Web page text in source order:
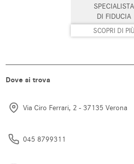
Telecamera per parcheggio
Volante multifunzione
SPECIALISTA
DI FIDUCIA
SCOPRI DI PIÙ
Dove si trova
Via Ciro Ferrari, 2 - 37135 Verona
045 8799311